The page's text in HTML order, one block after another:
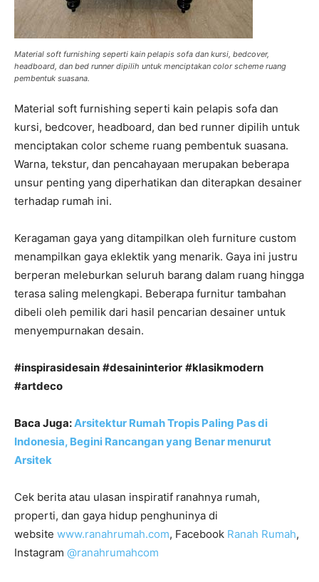
Material soft furnishing seperti kain pelapis sofa dan kursi, bedcover,
headboard, dan bed runner dipilih untuk menciptakan color scheme ruang
pembentuk suasana.
Material soft furnishing seperti kain pelapis sofa dan
kursi, bedcover, headboard, dan bed runner dipilih untuk
menciptakan color scheme ruang pembentuk suasana.
Warna, tekstur, dan pencahayaan merupakan beberapa
unsur penting yang diperhatikan dan diterapkan desainer
terhadap rumah ini.
Keragaman gaya yang ditampilkan oleh furniture custom
menampilkan gaya eklektik yang menarik. Gaya ini justru
berperan meleburkan seluruh barang dalam ruang hingga
terasa saling melengkapi. Beberapa furnitur tambahan
dibeli oleh pemilik dari hasil pencarian desainer untuk
menyempurnakan desain.
#inspirasidesain #desaininterior #klasikmodern
#artdeco
Baca Juga:Arsitektur Rumah Tropis Paling Pas di
Indonesia, Begini Rancangan yang Benar menurut
Arsitek
Cek berita atau ulasan inspiratif ranahnya rumah,
properti, dan gaya hidup penghuninya di
website www.ranahrumah.com, Facebook Ranah Rumah,
Instagram @ranahrumahcom